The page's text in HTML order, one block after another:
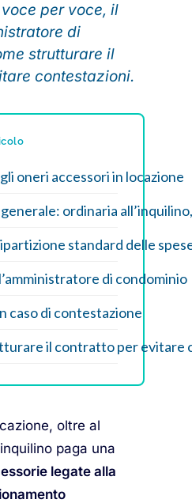
per voce, il
di
strutturare il
contestazioni.
oneri accessori in locazione
ordinaria
standard delle
di condominio
caso di contestazione
il contratto per evitare
oltre al
paga una
legate alla